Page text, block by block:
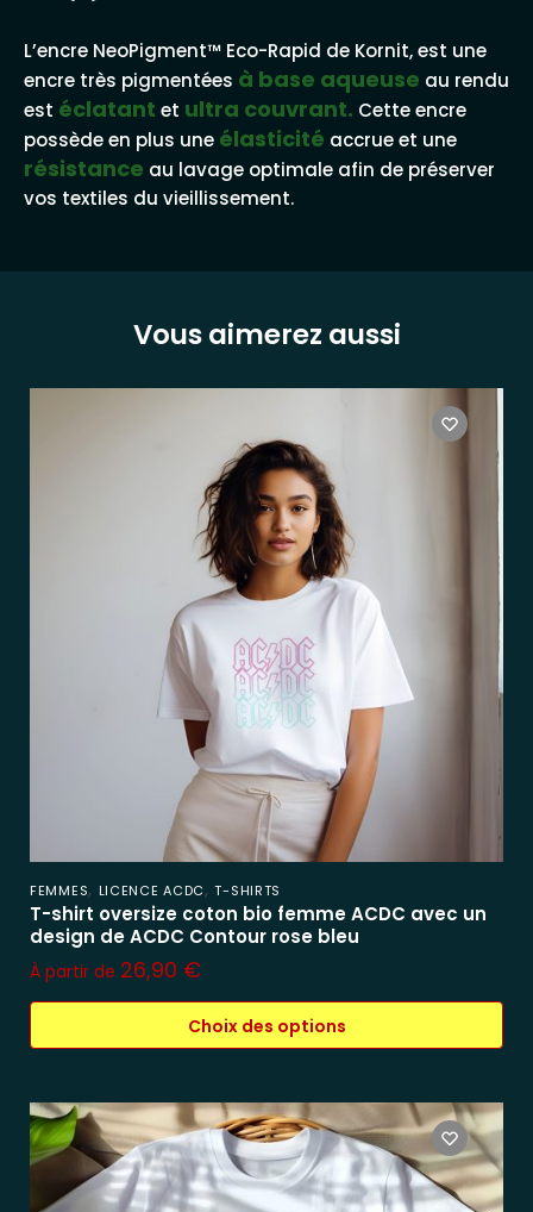
L’encre NeoPigment™ Eco-Rapid de Kornit, est une
encre très pigmentées à base aqueuse au rendu
est éclatant et ultra couvrant. Cette encre
possède en plus une élasticité accrue et une
résistance au lavage optimale afin de préserver
vos textiles du vieillissement.
Vous aimerez aussi
FEMMES, LICENCE ACDC,T-SHIRTS
T-shirt oversize coton bio femme ACDC avec un
design de ACDC Contour rose bleu
À partir de 26,90 €
Choix des options